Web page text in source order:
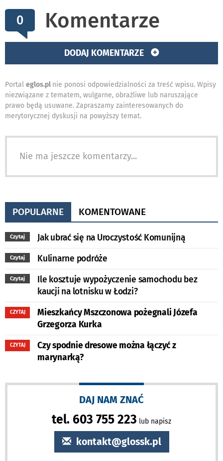
0 Komentarze
DODAJ KOMENTARZE
Portal eglos.pl nie ponosi odpowiedzialności za treść wpisu. Wpisy
niezwiązane z tematem, wulgarne, obraźliwe lub naruszające
prawo będą usuwane. Zapraszamy zainteresowanych do
merytorycznej dyskusji na powyższy temat.
Nie ma jeszcze komentarzy...
POPULARNE KOMENTOWANE
Czytaj Jak ubrać się na Uroczystość Komunijną
Czytaj Kulinarne podróże
Czytaj
Ile kosztuje wypożyczenie samochodu bez
kaucji na lotnisku w Łodzi?
CZYTAJ
Mieszkańcy Mszczonowa pożegnali Józefa
Grzegorza Kurka
CZYTAJ
Czy spodnie dresowe można łączyć z
marynarką?
DAJ NAM ZNAĆ
tel. 603 755 223 lub napisz
kontakt@glossk.pl